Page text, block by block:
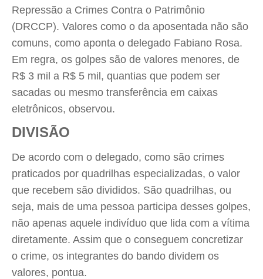
Repressão a Crimes Contra o Patrimônio
(DRCCP). Valores como o da aposentada não são
comuns, como aponta o delegado Fabiano Rosa.
Em regra, os golpes são de valores menores, de
R$ 3 mil a R$ 5 mil, quantias que podem ser
sacadas ou mesmo transferência em caixas
eletrônicos, observou.
DIVISÃO
De acordo com o delegado, como são crimes
praticados por quadrilhas especializadas, o valor
que recebem são divididos. São quadrilhas, ou
seja, mais de uma pessoa participa desses golpes,
não apenas aquele indivíduo que lida com a vítima
diretamente. Assim que o conseguem concretizar
o crime, os integrantes do bando dividem os
valores, pontua.